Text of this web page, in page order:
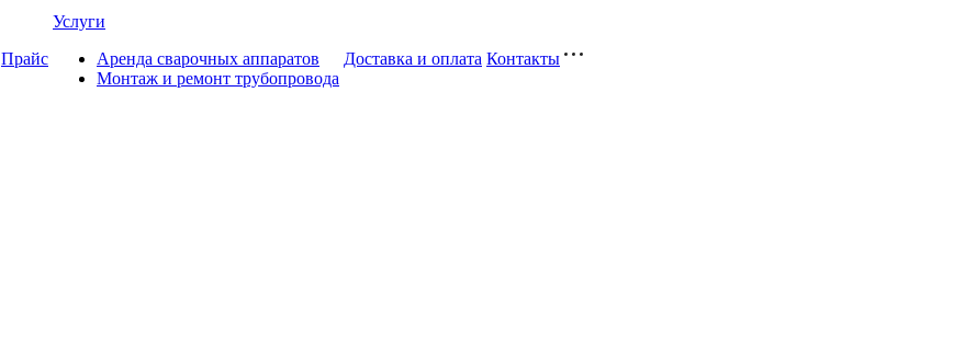
Прайс
Услуги
Аренда сварочных аппаратов
Монтаж и ремонт трубопровода
Доставка и оплата Контакты